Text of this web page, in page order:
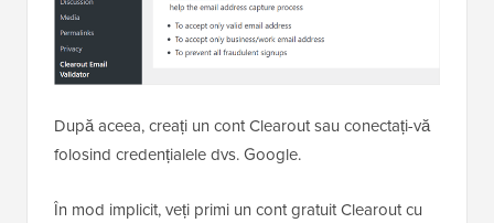
După aceea, creați un cont Clearout sau conectați-vă
folosind credențialele dvs. Google.
În mod implicit, veți primi un cont gratuit Clearout cu